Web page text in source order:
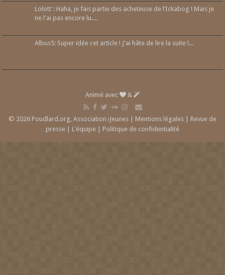
Lolott': Haha, je fais partie des acheteuse de l’Ickabog ! Mais je
ne l'ai pas encore lu....
Albus5: Super idée cet article ! J'ai hâte de lire la suite !...
Animé avec &
© 2026 Poudlard.org, Association iJeunes | Mentions légales
Revue de
presse
L'équipe Politique de confidentialité